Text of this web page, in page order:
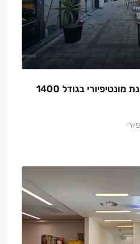
משרד עם חצר פרטית בשכונת מונטיפיורי בגודל 1400